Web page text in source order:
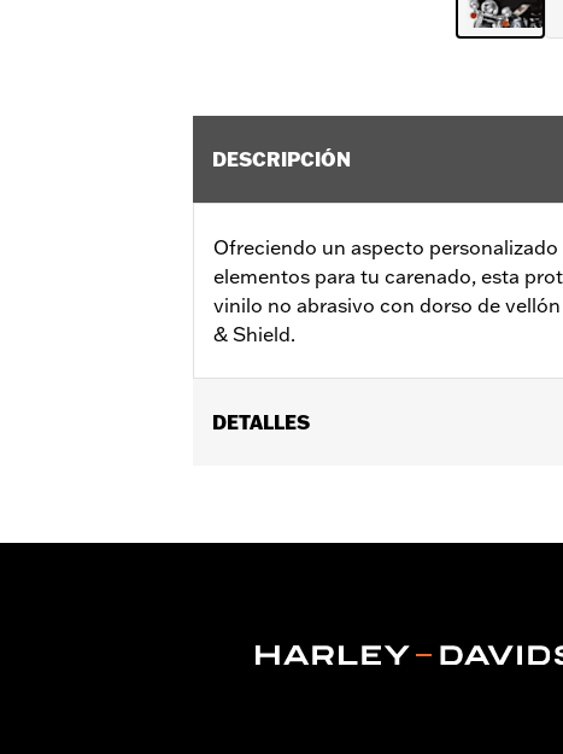
DESCRIPCIÓN
Ofreciendo un aspecto
elementos para tu carenado, esta
vinilo no abrasivo con dorso de
& Shield.
DETALLES
Instrucciones de instalación